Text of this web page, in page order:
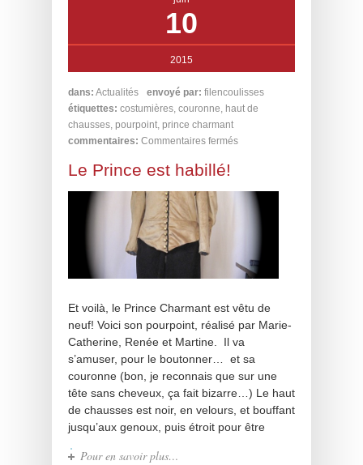
10
2015
dans: Actualités envoyé par: filencoulisses
étiquettes: costumières, couronne, haut de
chausses, pourpoint, prince charmant
commentaires: Commentaires fermés
Le Prince est habillé!
Et voilà, le Prince Charmant est vêtu de
neuf! Voici son pourpoint, réalisé par Marie-
Catherine, Renée et Martine. Il va
s’amuser, pour le boutonner… et sa
couronne (bon, je reconnais que sur une
tête sans cheveux, ça fait bizarre…) Le haut
de chausses est noir, en velours, et bouffant
jusqu’aux genoux, puis étroit pour être
Pour en savoir plus…